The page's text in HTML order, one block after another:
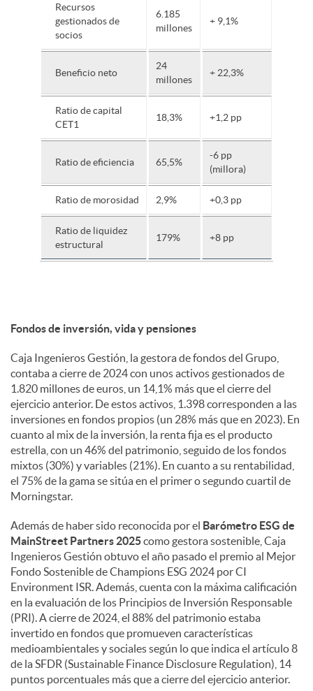
Recursos
gestionados de
socios
6.185
millones
+ 9,1%
Beneficio neto
24
millones
+ 22,3%
Ratio de capital
CET1
18,3% +1,2 pp
Ratio de eficiencia 65,5%
-6 pp
(millora)
Ratio de morosidad 2,9% +0,3 pp
Ratio de liquidez
estructural
179% +8 pp
Fondos de inversión, vida y pensiones
Caja Ingenieros Gestión, la gestora de fondos del Grupo,
contaba a cierre de 2024 con unos activos gestionados de
1.820 millones de euros, un 14,1% más que el cierre del
ejercicio anterior. De estos activos, 1.398 corresponden a las
inversiones en fondos propios (un 28% más que en 2023). En
cuanto al mix de la inversión, la renta fija es el producto
estrella, con un 46% del patrimonio, seguido de los fondos
mixtos (30%) y variables (21%). En cuanto a su rentabilidad,
el 75% de la gama se sitúa en el primer o segundo cuartil de
Morningstar.
Además de haber sido reconocida por el Barómetro ESG de
MainStreet Partners 2025como gestora sostenible, Caja
Ingenieros Gestión obtuvo el año pasado el premio al Mejor
Fondo Sostenible de Champions ESG 2024 por CI
Environment ISR. Además, cuenta con la máxima calificación
en la evaluación de los Principios de Inversión Responsable
(PRI). A cierre de 2024, el 88% del patrimonio estaba
invertido en fondos que promueven características
medioambientales y sociales según lo que indica el artículo 8
de la SFDR (Sustainable Finance Disclosure Regulation), 14
puntos porcentuales más que a cierre del ejercicio anterior.